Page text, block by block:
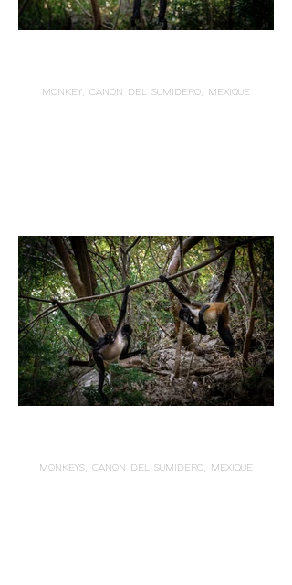
MONKEY, CANON DEL SUMIDERO, MEXIQUE
MONKEYS, CANON DEL SUMIDERO, MEXIQUE